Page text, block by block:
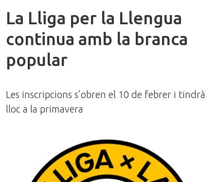
La Lliga per la Llengua
continua amb la branca
popular
Les inscripcions s’obren el 10 de febrer i tindrà
lloc a la primavera